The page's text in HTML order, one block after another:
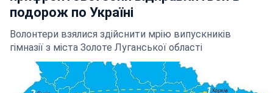
подорож по Україні
Волонтери взялися здійснити мрію випускників
гімназії з міста Золоте Луганської області